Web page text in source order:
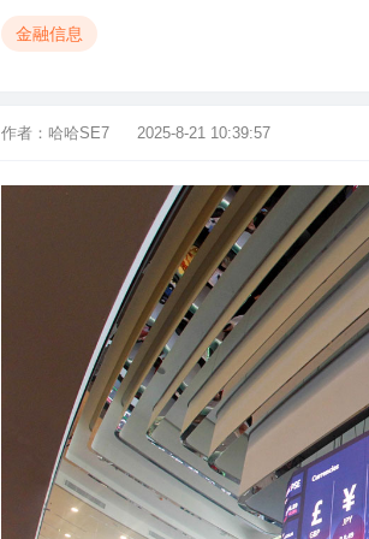
金融信息
作者： 哈哈SE7 2025-8-21 10:39:57